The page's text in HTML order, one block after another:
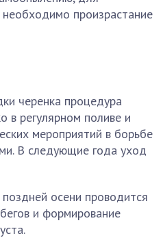
произрастание
черенка процедура
в регулярном поливе и
мероприятий в борьбе
В следующие года уход
осени проводится
и формирование